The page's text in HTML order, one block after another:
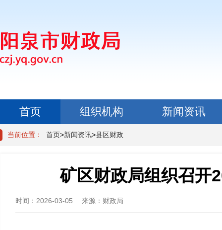
首页 组织机构
新闻资讯
政民互动
当前位置： 首页>新闻资讯>县区财政
矿区财政局组织召开
时间： 2026-03-05 来源： 财政局